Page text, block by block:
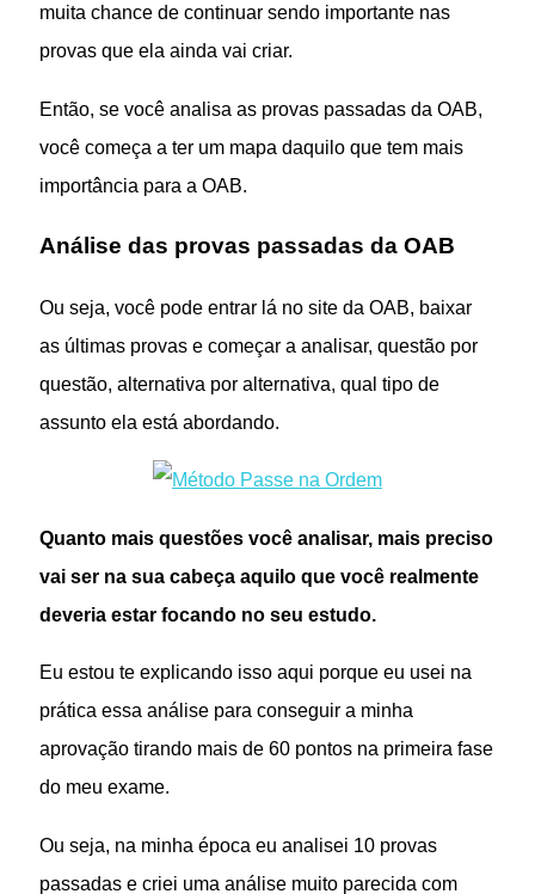
muita chance de continuar sendo importante nas
provas que ela ainda vai criar.
Então, se você analisa as provas passadas da OAB,
você começa a ter um mapa daquilo que tem mais
importância para a OAB.
Análise das provas passadas da OAB
Ou seja, você pode entrar lá no site da OAB, baixar
as últimas provas e começar a analisar, questão por
questão, alternativa por alternativa, qual tipo de
assunto ela está abordando.
Quanto mais questões você analisar, mais preciso
vai ser na sua cabeça aquilo que você realmente
deveria estar focando no seu estudo.
Eu estou te explicando isso aqui porque eu usei na
prática essa análise para conseguir a minha
aprovação tirando mais de 60 pontos na primeira fase
do meu exame.
Ou seja, na minha época eu analisei 10 provas
passadas e criei uma análise muito parecida com